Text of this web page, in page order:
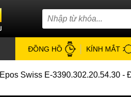
ĐỒNG HỒ KÍNH MẮT
Epos Swiss E-3390.302.20.54.30 -